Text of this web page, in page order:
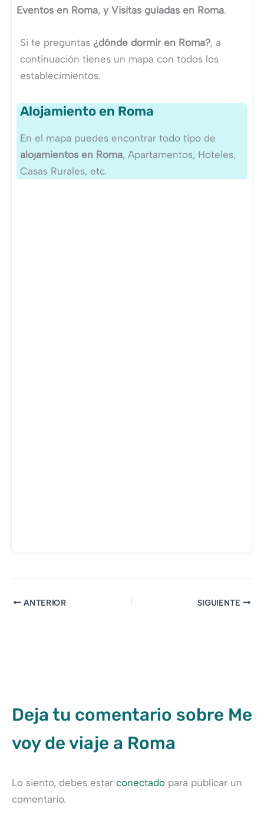
Eventos en Roma, y Visitas guiadas en Roma.
Si te preguntas ¿dónde dormir en Roma?, a
continuación tienes un mapa con todos los
establecimientos.
Alojamiento en Roma
En el mapa puedes encontrar todo tipo de
alojamientos en Roma, Apartamentos, Hoteles,
Casas Rurales, etc.
ANTERIOR SIGUIENTE
Deja tu comentario sobre Me
voy de viaje a Roma
Lo siento, debes estar conectado para publicar un
comentario.